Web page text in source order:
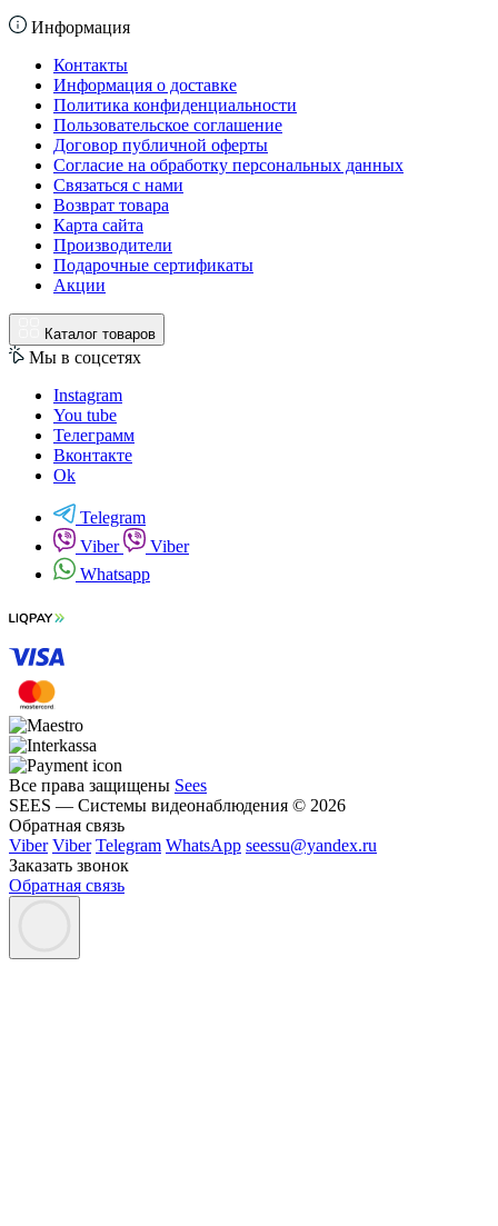
Информация
Контакты
Информация о доставке
Политика конфиденциальности
Пользовательское соглашение
Договор публичной оферты
Согласие на обработку персональных данных
Связаться с нами
Возврат товара
Карта сайта
Производители
Подарочные сертификаты
Акции
Каталог товаров
Мы в соцсетях
Instagram
You tube
Телеграмм
Вконтакте
Ok
Telegram
Viber
Viber
Whatsapp
Все права защищены Sees
SEES — Системы видеонаблюдения © 2026
Обратная связь
Viber Viber Telegram WhatsApp seessu@yandex.ru
Заказать звонок
Обратная связь